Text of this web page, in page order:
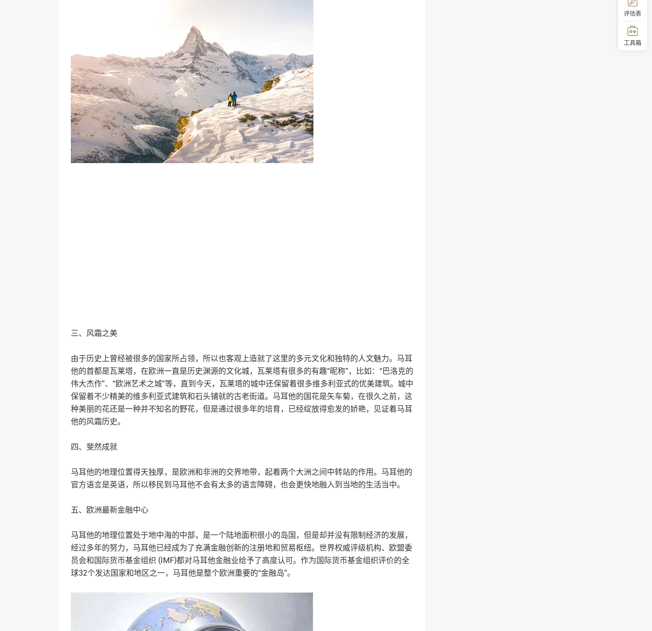
三、风霜之美
由于历史上曾经被很多的国家所占领，所以也客观上造就了这里的多元文化和独特的人文魅力。马耳
他的首都是瓦莱塔，在欧洲一直是历史渊源的文化城，瓦莱塔有很多的有趣“昵称”，比如：“巴洛克的
伟大杰作”、“欧洲艺术之城”等，直到今天，瓦莱塔的城中还保留着很多维多利亚式的优美建筑。城中
保留着不少精美的维多利亚式建筑和石头铺就的古老街道。马耳他的国花是矢车菊，在很久之前，这
种美丽的花还是一种并不知名的野花，但是通过很多年的培育，已经绽放得愈发的娇艳，见证着马耳
他的风霜历史。
四、斐然成就
马耳他的地理位置得天独厚，是欧洲和非洲的交界地带，起着两个大洲之间中转站的作用。马耳他的
官方语言是英语，所以移民到马耳他不会有太多的语言障碍，也会更快地融入到当地的生活当中。
五、欧洲最新金融中心
马耳他的地理位置处于地中海的中部，是一个陆地面积很小的岛国，但是却并没有限制经济的发展，
经过多年的努力，马耳他已经成为了充满金融创新的注册地和贸易枢纽。世界权威评级机构、欧盟委
员会和国际货币基金组织 (IMF)都对马耳他金融业给予了高度认可。作为国际货币基金组织评价的全
球32个发达国家和地区之一，马耳他是整个欧洲重要的“金融岛”。
评估表
工具箱